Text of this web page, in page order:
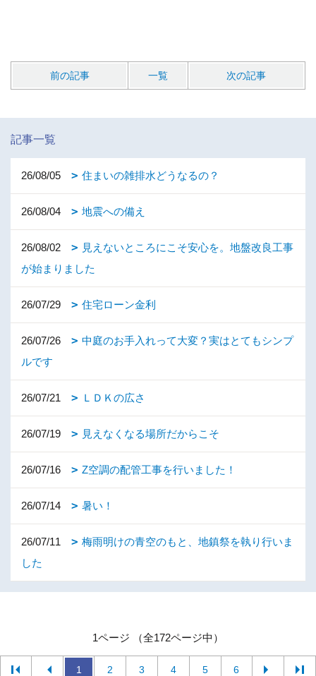
前の記事 一覧 次の記事
記事一覧
26/08/05 住まいの雑排水どうなるの？
26/08/04 地震への備え
26/08/02
見えないところにこそ安心を。地盤改良工事
が始まりました
26/07/29 住宅ローン金利
26/07/26
中庭のお手入れって大変？実はとてもシンプ
ルです
26/07/21 ＬＤＫの広さ
26/07/19 見えなくなる場所だからこそ
26/07/16 Z空調の配管工事を行いました！
26/07/14 暑い！
26/07/11
梅雨明けの青空のもと、地鎮祭を執り行いま
した
1ページ （全172ページ中）
1 2 3 4 5 6